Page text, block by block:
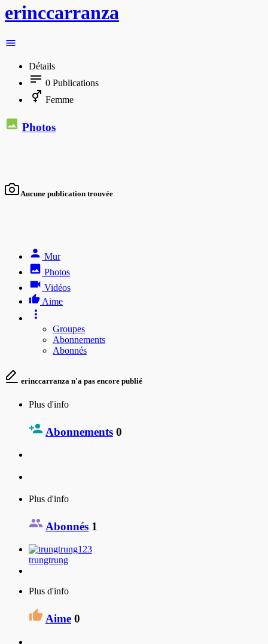
erinccarranza
Détails
0 Publications
Femme
Photos
Aucune publication trouvée
Mur
Photos
Vidéos
Aime
Groupes
Abonnements
Abonnés
erinccarranza n'a pas encore publié
Plus d'info
Abonnements 0
Plus d'info
Abonnés 1
trungtrung
Plus d'info
Aime 0